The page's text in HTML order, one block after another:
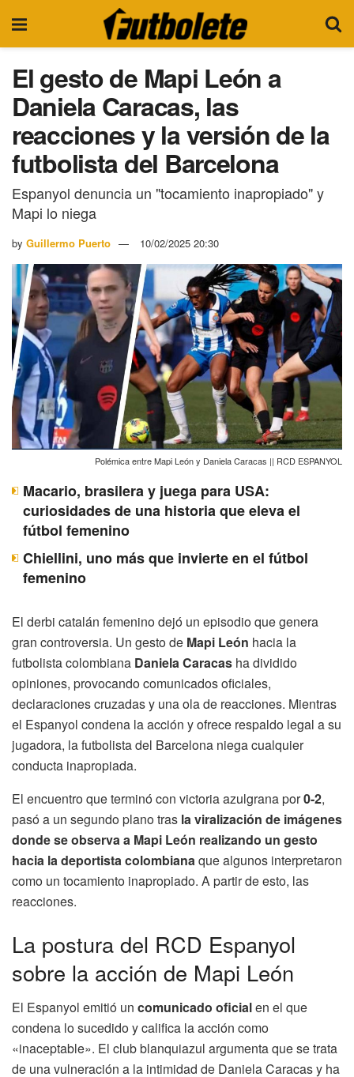
El gesto de Mapi León a
Daniela Caracas, las
reacciones y la versión de la
futbolista del Barcelona
Espanyol denuncia un "tocamiento inapropiado" y
Mapi lo niega
by Guillermo Puerto 10/02/2025 20:30
Polémica entre Mapi León y Daniela Caracas || RCD ESPANYOL
Macario, brasilera y juega para USA:
curiosidades de una historia que eleva el
fútbol femenino
Chiellini, uno más que invierte en el fútbol
femenino
El derbi catalán femenino dejó un episodio que genera
gran controversia. Un gesto de Mapi León hacia la
futbolista colombiana Daniela Caracas ha dividido
opiniones, provocando comunicados oficiales,
declaraciones cruzadas y una ola de reacciones. Mientras
el Espanyol condena la acción y ofrece respaldo legal a su
jugadora, la futbolista del Barcelona niega cualquier
conducta inapropiada.
El encuentro que terminó con victoria azulgrana por0-2,
pasó a un segundo plano tras la viralización de imágenes
donde se observa a Mapi León realizando un gesto
hacia la deportista colombianaque algunos interpretaron
como un tocamiento inapropiado. A partir de esto, las
reacciones.
La postura del RCD Espanyol
sobre la acción de Mapi León
El Espanyol emitió un comunicado oficialen el que
condena lo sucedido y califica la acción como
«inaceptable». El club blanquiazul argumenta que se trata
de una vulneración a la intimidad de Daniela Caracas y ha